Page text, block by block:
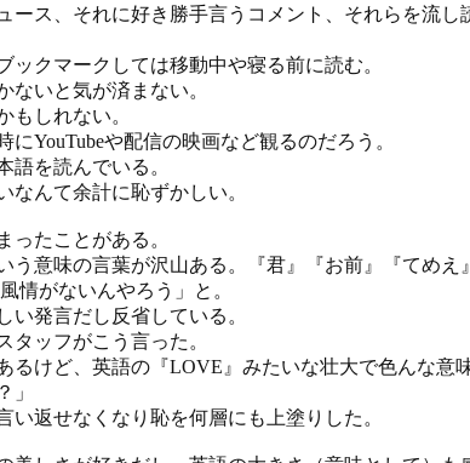
ース、それに好き勝手言うコメント、それらを流し
ックマークしては移動中や寝る前に読む。
ないと気が済まない。
もしれない。
YouTubeや配信の映画など観るのだろう。
語を読んでいる。
なんて余計に恥ずかしい。
ったことがある。
う意味の言葉が沢山ある。『君』『お前』『てめえ
情がないんやろう」と。
い発言だし反省している。
タッフがこう言った。
るけど、英語の『LOVE』みたいな壮大で色んな意
」
い返せなくなり恥を何層にも上塗りした。